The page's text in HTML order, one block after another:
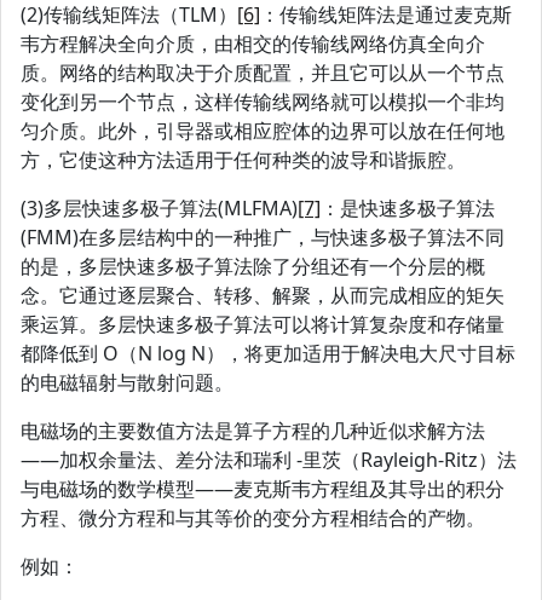
(2)传输线矩阵法（TLM） [6] ：传输线矩阵法是通过麦克斯
韦方程解决全向介质，由相交的传输线网络仿真全向介
质。网络的结构取决于介质配置，并且它可以从一个节点
变化到另一个节点，这样传输线网络就可以模拟一个非均
匀介质。此外，引导器或相应腔体的边界可以放在任何地
方，它使这种方法适用于任何种类的波导和谐振腔。
(3)多层快速多极子算法(MLFMA)[7] ：是快速多极子算法
(FMM)在多层结构中的一种推广，与快速多极子算法不同
的是，多层快速多极子算法除了分组还有一个分层的概
念。它通过逐层聚合、转移、解聚，从而完成相应的矩矢
乘运算。多层快速多极子算法可以将计算复杂度和存储量
都降低到 O（N log N），将更加适用于解决电大尺寸目标
的电磁辐射与散射问题。
电磁场的主要数值方法是算子方程的几种近似求解方法
——加权余量法、差分法和瑞利 ‐里茨（Rayleigh‐Ritz）法
与电磁场的数学模型——麦克斯韦方程组及其导出的积分
方程、微分方程和与其等价的变分方程相结合的产物。
例如：